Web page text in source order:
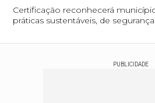
Certificação reconhecerá
práticas sustentáveis, de
PUBLICIDADE